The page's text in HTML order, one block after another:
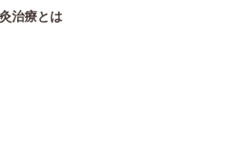
治療とは